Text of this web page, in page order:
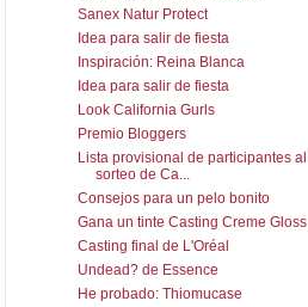
Sanex Natur Protect
Idea para salir de fiesta
Inspiración: Reina Blanca
Idea para salir de fiesta
Look California Gurls
Premio Bloggers
Lista provisional de participantes al
sorteo de Ca...
Consejos para un pelo bonito
Gana un tinte Casting Creme Gloss
Casting final de L'Oréal
Undead? de Essence
He probado: Thiomucase